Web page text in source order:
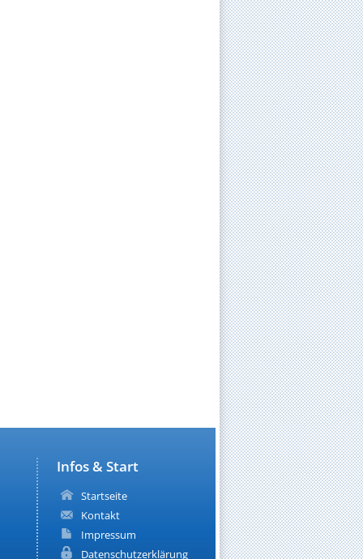
Infos & Start
Startseite
Kontakt
Impressum
Datenschutzerklärung